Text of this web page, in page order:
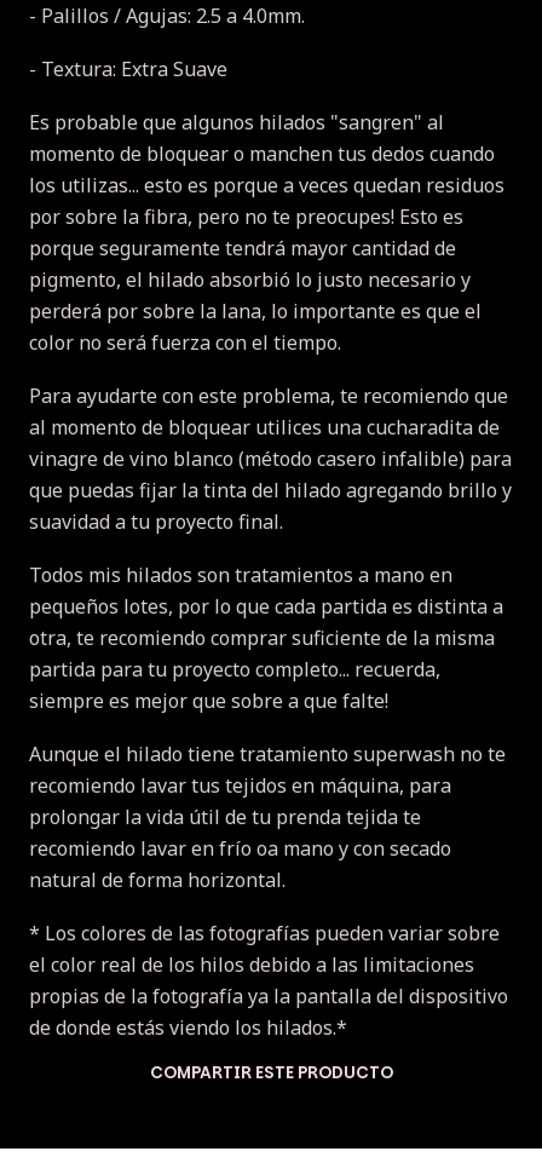
- Palillos / Agujas: 2.5 a 4.0mm.
- Textura: Extra Suave
Es probable que algunos hilados "sangren" al
momento de bloquear o manchen tus dedos cuando
los utilizas... esto es porque a veces quedan residuos
por sobre la fibra, pero no te preocupes! Esto es
porque seguramente tendrá mayor cantidad de
pigmento, el hilado absorbió lo justo necesario y
perderá por sobre la lana, lo importante es que el
color no será fuerza con el tiempo.
Para ayudarte con este problema, te recomiendo que
al momento de bloquear utilices una cucharadita de
vinagre de vino blanco (método casero infalible) para
que puedas fijar la tinta del hilado agregando brillo y
suavidad a tu proyecto final.
Todos mis hilados son tratamientos a mano en
pequeños lotes, por lo que cada partida es distinta a
otra, te recomiendo comprar suficiente de la misma
partida para tu proyecto completo... recuerda,
siempre es mejor que sobre a que falte!
Aunque el hilado tiene tratamiento superwash no te
recomiendo lavar tus tejidos en máquina, para
prolongar la vida útil de tu prenda tejida te
recomiendo lavar en frío oa mano y con secado
natural de forma horizontal.
* Los colores de las fotografías pueden variar sobre
el color real de los hilos debido a las limitaciones
propias de la fotografía ya la pantalla del dispositivo
de donde estás viendo los hilados.*
COMPARTIR ESTE PRODUCTO